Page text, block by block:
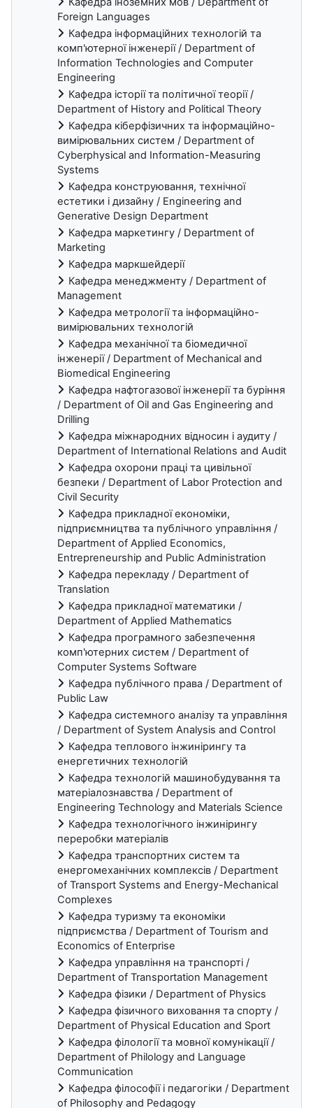
Foreign Languages
Кафедра інформаційних технологій та
комп'ютерної інженерії / Department of
Information Technologies and Computer
Engineering
Кафедра історії та політичної теорії /
Department of History and Political Theory
Кафедра кіберфізичних та інформаційно-
вимірювальних систем / Department of
Cyberphysical and Information-Measuring
Systems
Кафедра конструювання, технічної
естетики і дизайну / Engineering and
Generative Design Department
Кафедра маркетингу / Department of
Marketing
Кафедра маркшейдерії
Кафедра менеджменту / Department of
Management
Кафедра метрології та інформаційно-
вимірювальних технологій
Кафедра механічної та біомедичної
інженерії / Department of Mechanical and
Biomedical Engineering
Кафедра нафтогазової інженерії та буріння
/ Department of Oil and Gas Engineering and
Drilling
Кафедра міжнародних відносин і аудиту /
Department of International Relations and Audit
Кафедра охорони праці та цивільної
безпеки / Department of Labor Protection and
Civil Security
Кафедра прикладної економіки,
підприємництва та публічного управління /
Department of Applied Economics,
Entrepreneurship and Public Administration
Кафедра перекладу / Department of
Translation
Кафедра прикладної математики /
Department of Applied Mathematics
Кафедра програмного забезпечення
комп'ютерних систем / Department of
Computer Systems Software
Кафедра публічного права / Department of
Public Law
Кафедра системного аналізу та управління
/ Department of System Analysis and Control
Кафедра теплового інжинірингу та
енергетичних технологій
Кафедра технологій машинобудування та
матеріалознавства / Department of
Engineering Technology and Materials Science
Кафедра технологічного інжинірингу
переробки матеріалів
Кафедра транспортних систем та
енергомеханічних комплексів / Department
of Transport Systems and Energy-Mechanical
Complexes
Кафедра туризму та економіки
підприємства / Department of Tourism and
Economics of Enterprise
Кафедра управління на транспорті /
Department of Transportation Management
Кафедра фізики / Department of Physics
Кафедра фізичного виховання та спорту /
Department of Physical Education and Sport
Кафедра філології та мовної комунікації /
Department of Philology and Language
Communication
Кафедра філософії і педагогіки / Department
of Philosophy and Pedagogy